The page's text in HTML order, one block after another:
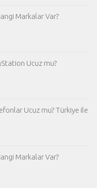
Markalar Var?
Ucuz mu?
Ucuz mu? Türkiye ile
Markalar Var?